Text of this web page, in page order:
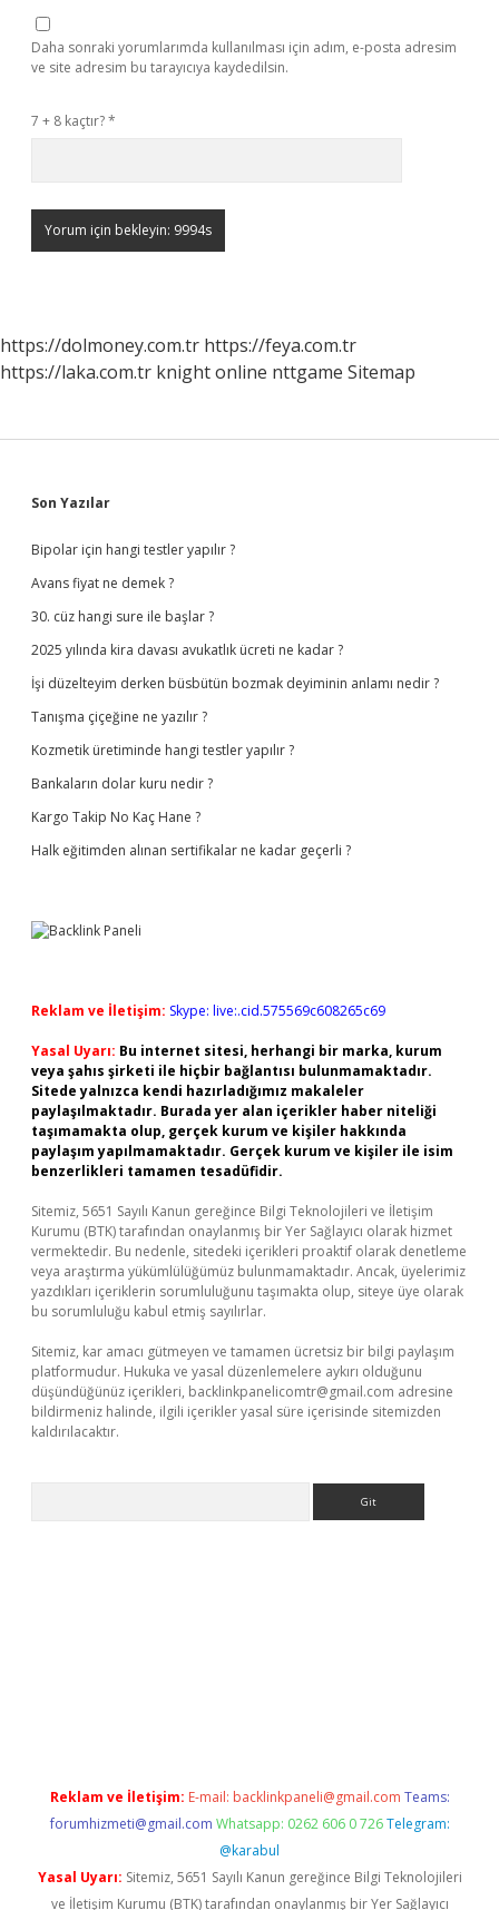
Daha sonraki yorumlarımda kullanılması için adım, e-posta adresim
ve site adresim bu tarayıcıya kaydedilsin.
7 + 8 kaçtır?*
https://dolmoney.com.tr https://feya.com.tr
https://laka.com.tr knight online nttgame Sitemap
Sidebar
Son Yazılar
Bipolar için hangi testler yapılır ?
Avans fiyat ne demek ?
30. cüz hangi sure ile başlar ?
2025 yılında kira davası avukatlık ücreti ne kadar ?
İşi düzelteyim derken büsbütün bozmak deyiminin anlamı nedir ?
Tanışma çiçeğine ne yazılır ?
Kozmetik üretiminde hangi testler yapılır ?
Bankaların dolar kuru nedir ?
Kargo Takip No Kaç Hane ?
Halk eğitimden alınan sertifikalar ne kadar geçerli ?
Reklam ve İletişim: Skype: live:.cid.575569c608265c69
Yasal Uyarı: Bu internet sitesi, herhangi bir marka, kurum
veya şahıs şirketi ile hiçbir bağlantısı bulunmamaktadır.
Sitede yalnızca kendi hazırladığımız makaleler
paylaşılmaktadır. Burada yer alan içerikler haber niteliği
taşımamakta olup, gerçek kurum ve kişiler hakkında
paylaşım yapılmamaktadır. Gerçek kurum ve kişiler ile isim
benzerlikleri tamamen tesadüfidir.
Sitemiz, 5651 Sayılı Kanun gereğince Bilgi Teknolojileri ve İletişim
Kurumu (BTK) tarafından onaylanmış bir Yer Sağlayıcı olarak hizmet
vermektedir. Bu nedenle, sitedeki içerikleri proaktif olarak denetleme
veya araştırma yükümlülüğümüz bulunmamaktadır. Ancak, üyelerimiz
yazdıkları içeriklerin sorumluluğunu taşımakta olup, siteye üye olarak
bu sorumluluğu kabul etmiş sayılırlar.
Sitemiz, kar amacı gütmeyen ve tamamen ücretsiz bir bilgi paylaşım
platformudur. Hukuka ve yasal düzenlemelere aykırı olduğunu
düşündüğünüz içerikleri, backlinkpanelicomtr@gmail.com adresine
bildirmeniz halinde, ilgili içerikler yasal süre içerisinde sitemizden
kaldırılacaktır.
Reklam ve İletişim: E-mail: backlinkpaneli@gmail.com Teams:
forumhizmeti@gmail.com Whatsapp: 0262 606 0 726 Telegram:
@karabul
Yasal Uyarı: Sitemiz, 5651 Sayılı Kanun gereğince Bilgi Teknolojileri
ve İletişim Kurumu (BTK) tarafından onaylanmış bir Yer Sağlayıcı